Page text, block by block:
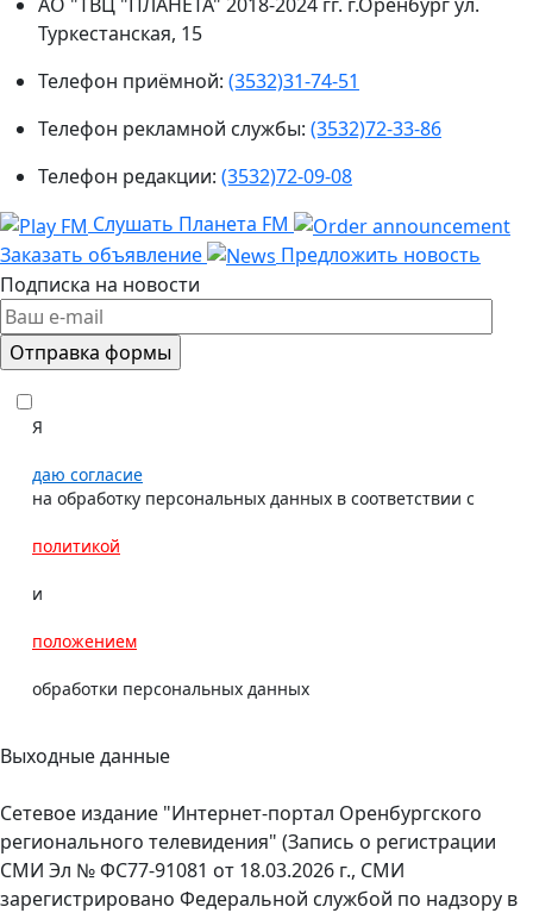
Туркестанская, 15
Телефон приёмной: (3532)31-74-51
Телефон рекламной службы: (3532)72-33-86
Телефон редакции: (3532)72-09-08
Слушать Планета FM
Заказать объявление
Предложить новость
Подписка на новости
Я
даю согласие
на обработку персональных данных в соответствии с
политикой
и
положением
обработки персональных данных
Выходные данные
Сетевое издание "Интернет-портал Оренбургского
регионального телевидения" (Запись о регистрации
СМИ Эл № ФС77-91081 от 18.03.2026 г., СМИ
зарегистрировано Федеральной службой по надзору в